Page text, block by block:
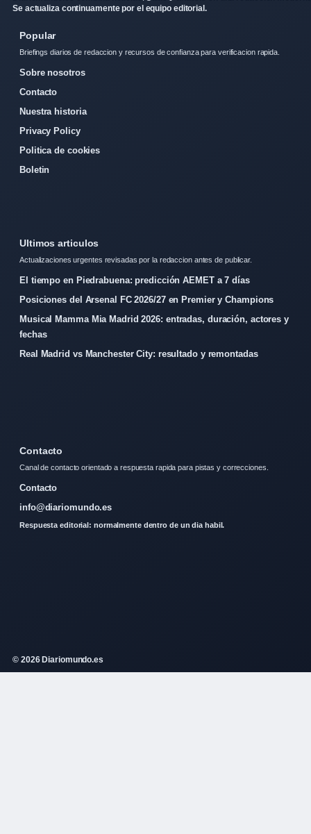
Se actualiza continuamente por el equipo editorial.
Popular
Briefings diarios de redaccion y recursos de confianza para verificacion rapida.
Sobre nosotros
Contacto
Nuestra historia
Privacy Policy
Politica de cookies
Boletin
Ultimos articulos
Actualizaciones urgentes revisadas por la redaccion antes de publicar.
El tiempo en Piedrabuena: predicción AEMET a 7 días
Posiciones del Arsenal FC 2026/27 en Premier y Champions
Musical Mamma Mia Madrid 2026: entradas, duración, actores y
fechas
Real Madrid vs Manchester City: resultado y remontadas
Contacto
Canal de contacto orientado a respuesta rapida para pistas y correcciones.
Contacto
info@diariomundo.es
Respuesta editorial: normalmente dentro de un dia habil.
© 2026 Diariomundo.es